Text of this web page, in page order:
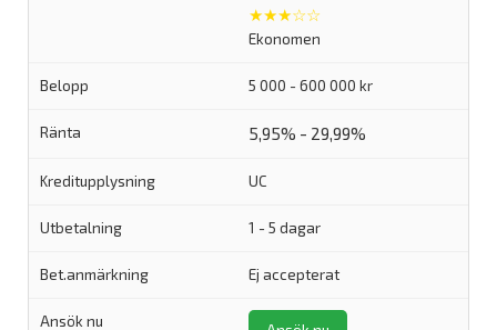
★★★☆☆
Ekonomen
5 000 - 600 000 kr
5,95% - 29,99%
UC
1 - 5 dagar
Ej accepterat